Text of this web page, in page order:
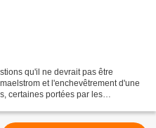
qu'il ne devrait pas être
et l'enchevêtrement d'une
certaines portées par les